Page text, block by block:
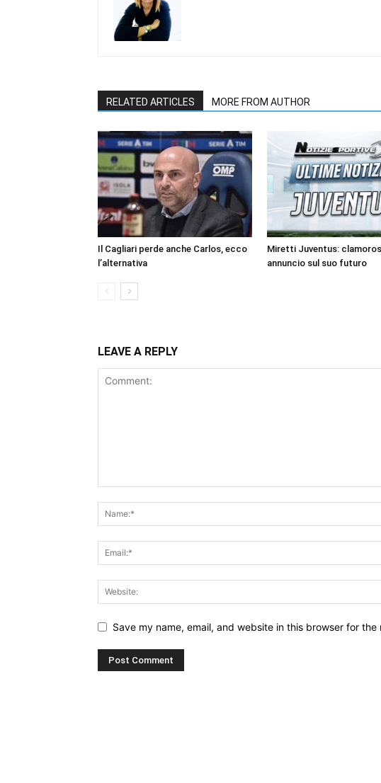
RELATED ARTICLES MORE FROM AUTHOR
Il Cagliari perde anche Carlos, ecco
l’alternativa
Miretti Juventus:
annuncio sul suo futuro
LEAVE A REPLY
Save my name, email, and website in this browser for